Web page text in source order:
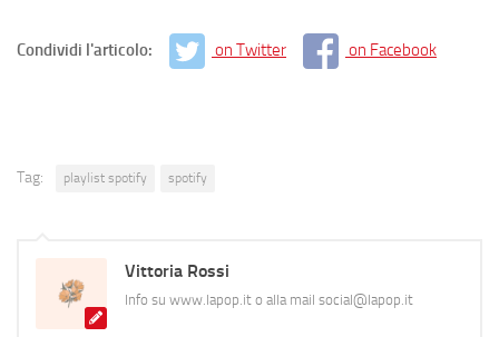
Condividi l'articolo: on Twitter on Facebook
Tag: playlist spotify spotify
Vittoria Rossi
Info su www.lapop.it o alla mail social@lapop.it